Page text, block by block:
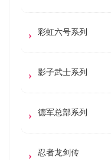
彩虹六号系列
影子武士系列
德军总部系列
忍者龙剑传